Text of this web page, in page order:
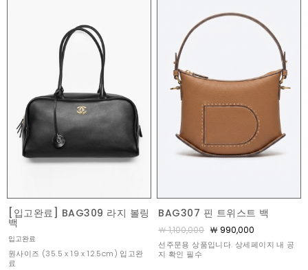
[입고완료] BAG309 라지 볼링
백
입고완료
원사이즈 (35.5 x 19 x 12.5cm) 입고완
료
BAG307 핀 트위스트 백
￦ 1,100,000 ￦ 990,000
선주문용 상품입니다. 상세페이지 내 공
지 확인 필수